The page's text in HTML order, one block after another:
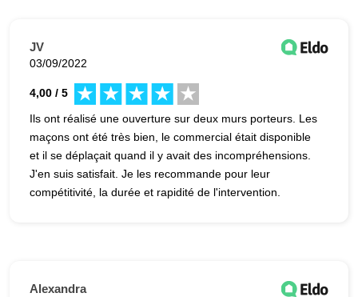
JV
03/09/2022
4,00 / 5
Ils ont réalisé une ouverture sur deux murs porteurs. Les
maçons ont été très bien, le commercial était disponible
et il se déplaçait quand il y avait des incompréhensions.
J'en suis satisfait. Je les recommande pour leur
compétitivité, la durée et rapidité de l'intervention.
Alexandra